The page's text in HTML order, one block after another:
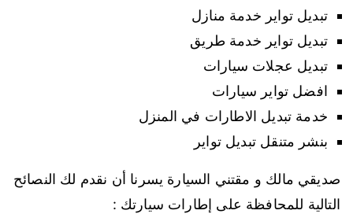
تبديل تواير خدمة منازل
تبديل تواير خدمة طريق
تبديل عجلات سيارات
افضل تواير سيارات
خدمة تبديل الاطارات في المنزل
بنشر متنقل تبديل تواير
صديقي مالك و مقتني السيارة يسرنا أن نقدم لك النصائح
التالية للمحافظة على إطارات سيارتك :